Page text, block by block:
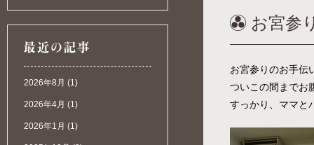
2026年8月 (1)
2026年4月 (1)
2026年1月 (1)
お宮参
お宮参りのお手伝
ついこの間までお
すっかり、ママと